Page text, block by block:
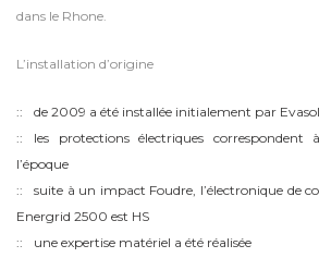
dans le Rhone.
L’installation d’origine
de 2009 a été installée initialement par Evasol
les protections électriques
l’époque
suite à un impact Foudre, l’électronique de
Energrid 2500 est HS
une expertise matériel a été réalisée